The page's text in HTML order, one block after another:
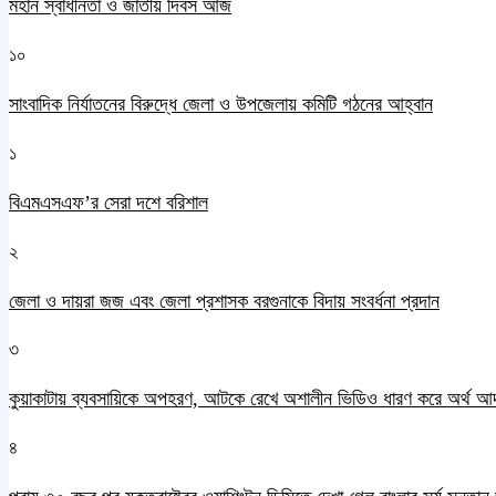
মহান স্বাধীনতা ও জাতীয় দিবস আজ
১০
সাংবাদিক নির্যাতনের বিরুদ্ধে জেলা ও উপজেলায় কমিটি গঠনের আহ্বান
১
বিএমএসএফ’র সেরা দশে বরিশাল
২
জেলা ও দায়রা জজ এবং জেলা প্রশাসক বরগুনাকে বিদায় সংবর্ধনা প্রদান
৩
কুয়াকাটায় ব্যবসায়িকে অপহরণ, আটকে রেখে অশালীন ভিডিও ধারণ করে অর্থ
৪